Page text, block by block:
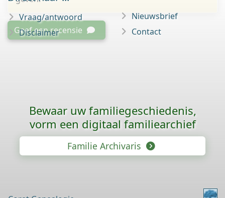
Geef een recensie
Vraag/antwoord
Disclaimer
Nieuwsbrief
Contact
Bewaar uw familie­geschiedenis,
vorm een digitaal familiearchief
Familie Archivaris